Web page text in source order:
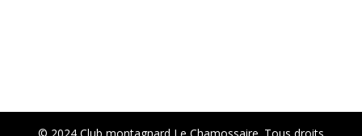
© 2024 Club montagnard Le Chamossaire. Tous droits